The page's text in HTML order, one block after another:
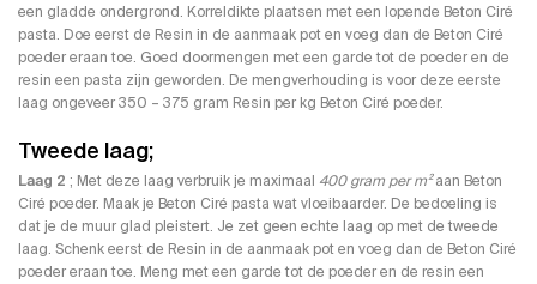
een gladde ondergrond. Korreldikte plaatsen met een lopende Beton Ciré
pasta. Doe eerst de Resin in de aanmaak pot en voeg dan de Beton Ciré
poeder eraan toe. Goed doormengen met een garde tot de poeder en de
resin een pasta zijn geworden. De mengverhouding is voor deze eerste
laag ongeveer 350 – 375 gram Resin per kg Beton Ciré poeder.
Tweede laag;
Laag 2 ; Met deze laag verbruik je maximaal 400 gram per m²aan Beton
Ciré poeder. Maak je Beton Ciré pasta wat vloeibaarder. De bedoeling is
dat je de muur glad pleistert. Je zet geen echte laag op met de tweede
laag. Schenk eerst de Resin in de aanmaak pot en voeg dan de Beton Ciré
poeder eraan toe. Meng met een garde tot de poeder en de resin een